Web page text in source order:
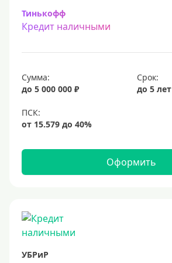
Меньше 1 млн (руб)
15000 руб
18000 руб
20 тысяч
30 тысяч
40000 руб
60000 руб
70000 руб
Тинькофф
Кредит наличными
Сумма:
до 5 000 000 ₽
Срок:
до 5 лет
Оформить
УБРиР